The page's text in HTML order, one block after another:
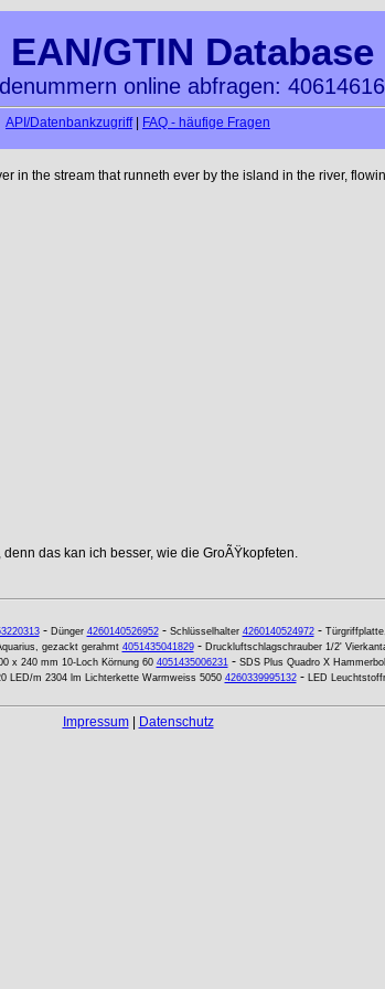
EAN/GTIN Database
online abfragen:
API/Datenbankzugriff| FAQ - häufige Fragen
in the stream that runneth ever by the island in the river,
das kan ich besser, wie die GroÃŸkopfeten.
- Dünger 4260140526952- Schlüsselhalter 4260140524972-
gezackt gerahmt 4051435041829- Druckluftschlagschrauber 1/2'
x 240 mm 10-Loch Körnung 60 4051435006231- SDS Plus Quadro X
LED/m 2304 lm Lichterkette Warmweiss 5050 4260339995132- LED
Impressum| Datenschutz